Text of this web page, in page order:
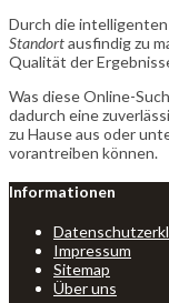
Durch die
Standortausfindig zu
Qualität der
Was diese Online-
dadurch eine
zu Hause aus oder
vorantreiben können.
Informationen
Impressum
Sitemap
Über uns